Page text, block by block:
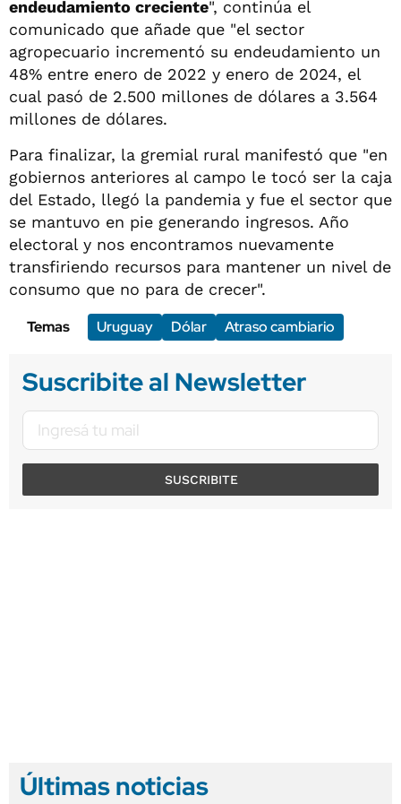
endeudamiento creciente", continúa el
comunicado que añade que "el sector
agropecuario incrementó su endeudamiento un
48% entre enero de 2022 y enero de 2024, el
cual pasó de 2.500 millones de dólares a 3.564
millones de dólares.
Para finalizar, la gremial rural manifestó que "en
gobiernos anteriores al campo le tocó ser la caja
del Estado, llegó la pandemia y fue el sector que
se mantuvo en pie generando ingresos. Año
electoral y nos encontramos nuevamente
transfiriendo recursos para mantener un nivel de
consumo que no para de crecer".
Temas
Uruguay Dólar Atraso cambiario
Suscribite al Newsletter
SUSCRIBITE
Últimas noticias